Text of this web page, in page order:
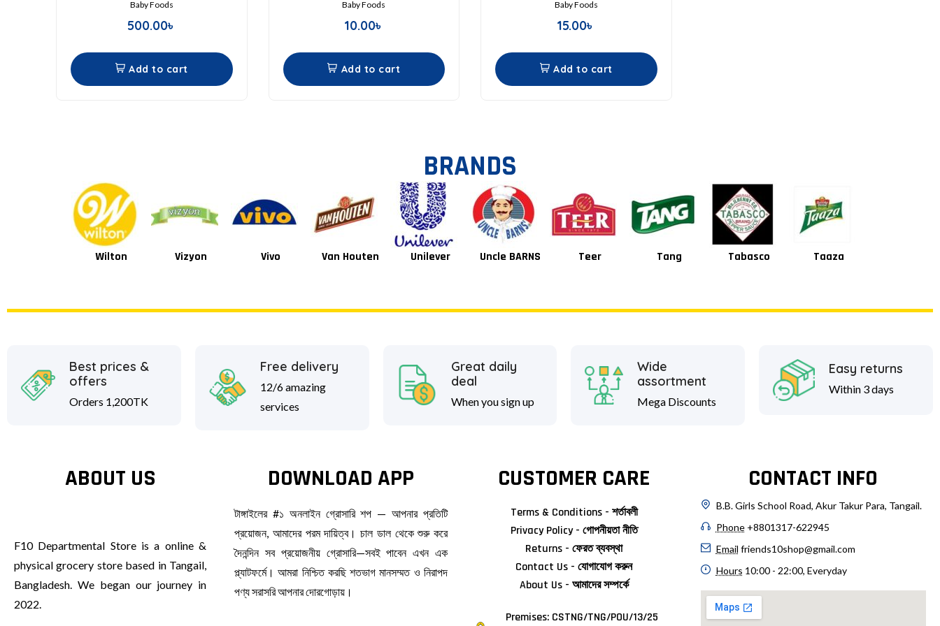
Baby Foods
500.00৳
Add to cart
Baby Foods
10.00৳
Add to cart
Baby Foods
15.00৳
Add to cart
BRANDS
Vizyon Vivo Van Houten Unilever Uncle BARNS Teer Tang Tabasco Taaza Square
Best prices &
offers
Orders 1,200TK
Free delivery
12/6 amazing
services
Great daily
deal
When you sign up
Wide
assortment
Mega Discounts
Easy returns
Within 3 days
ABOUT US
F10 Departmental Store is a online &
physical grocery store based in Tangail,
Bangladesh. We began our journey in
2022.
DOWNLOAD APP
টাঙ্গাইলের #১ অনলাইন গ্রোসারি শপ — আপনার প্রতিটি
প্রয়োজন, আমাদের পরম দায়িত্ব। চাল ডাল থেকে শুরু করে
দৈনন্দিন সব প্রয়োজনীয় গ্রোসারি—সবই পাবেন এখন এক
প্ল্যাটফর্মে। আমরা নিশ্চিত করছি শতভাগ মানসম্মত ও নিরাপদ
পণ্য সরাসরি আপনার দোরগোড়ায়।
CUSTOMER CARE
Terms & Conditions - শর্তাবলী
Privacy Policy - গোপনীয়তা নীতি
Returns - ফেরত ব্যবস্থা
Contact Us - যোগাযোগ করুন
About Us - আমাদের সম্পর্কে
Premises: CSTNG/TNG/POU/13/25
CONTACT INFO
B.B. Girls School Road, Akur Takur Para, Tangail.
Phone +8801317-622945
Email friends10shop@gmail.com
Hours 10:00 - 22:00, Everyday